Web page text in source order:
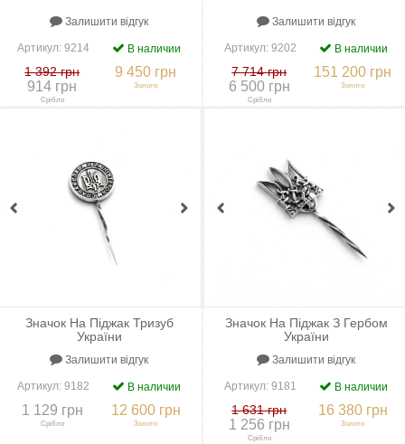
Залишити відгук
Артикул: 9214 В наличии
1 392 грн
914 грн
Срібло
9 450 грн
Золото
Залишити відгук
Артикул: 9202 В наличии
7 714 грн
6 500 грн
Срібло
151 200 грн
Золото
Значок На Піджак Тризуб
України
Залишити відгук
Артикул: 9182 В наличии
1 129 грн
Срібло
12 600 грн
Золото
Значок На Піджак З Гербом
України
Залишити відгук
Артикул: 9181 В наличии
1 631 грн
1 256 грн
Срібло
16 380 грн
Золото